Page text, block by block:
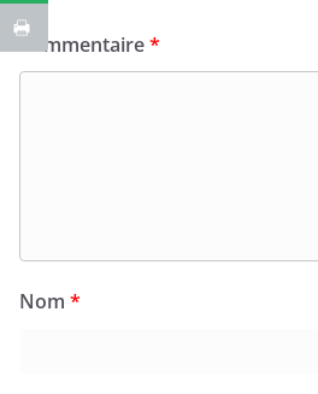
Commentaire*
Nom *